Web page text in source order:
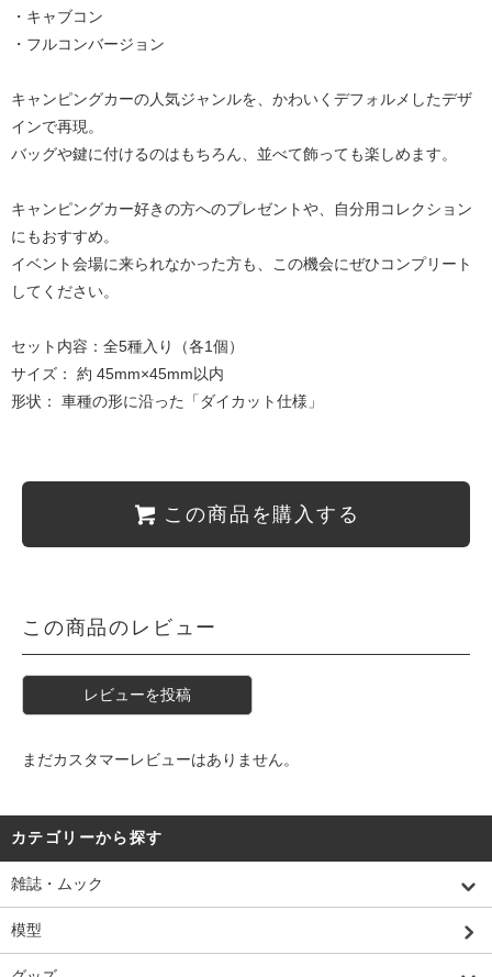
・キャブコン
・フルコンバージョン
キャンピングカーの人気ジャンルを、かわいくデフォルメしたデザ
インで再現。
バッグや鍵に付けるのはもちろん、並べて飾っても楽しめます。
キャンピングカー好きの方へのプレゼントや、自分用コレクション
にもおすすめ。
イベント会場に来られなかった方も、この機会にぜひコンプリート
してください。
セット内容：全5種入り（各1個）
サイズ： 約 45mm×45mm以内
形状： 車種の形に沿った「ダイカット仕様」
この商品を購入する
この商品のレビュー
レビューを投稿
まだカスタマーレビューはありません。
カテゴリーから探す
雑誌・ムック
模型